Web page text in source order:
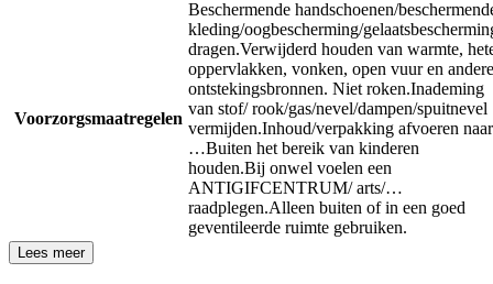
Voorzorgsmaatregelen
Beschermende handschoenen/
kleding/oogbescherming/
dragen.Verwijderd houden van warmte,
oppervlakken, vonken, open vuur en andere
ontstekingsbronnen. Niet roken.Inademing
van stof/ rook/gas/nevel/dampen/spuitnevel
vermijden.Inhoud/verpakking afvoeren naar
…Buiten het bereik van kinderen
houden.Bij onwel voelen een
ANTIGIFCENTRUM/ arts/…
raadplegen.Alleen buiten of in een goed
geventileerde ruimte gebruiken.
Lees meer